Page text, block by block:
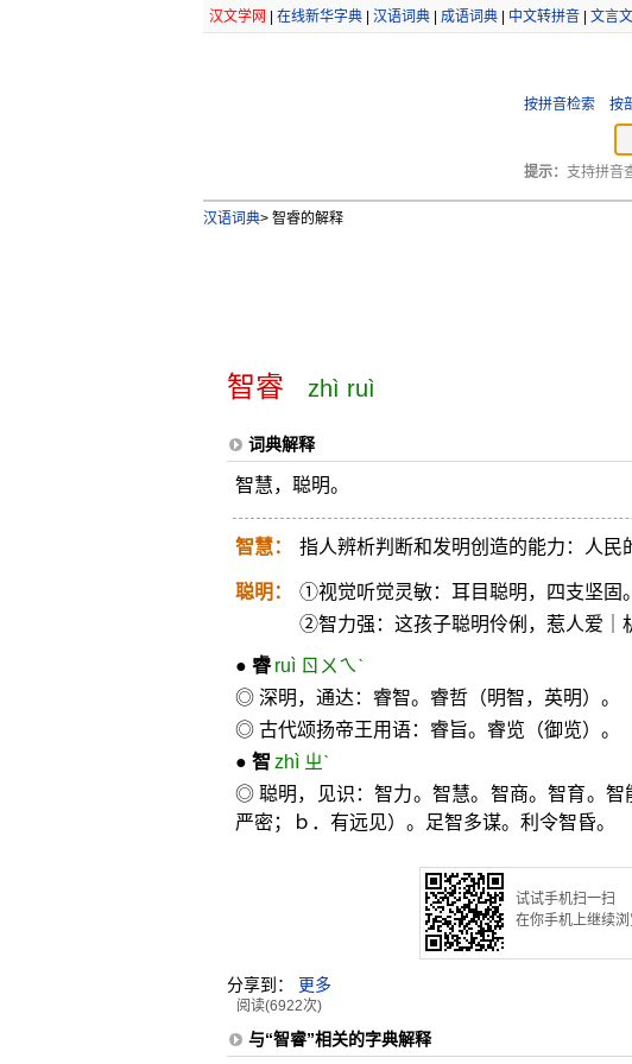
汉文学网 在线新华字典| 汉语词典| 成语词典| 中文转拼音| 文言
按拼音检索 按
提示： 支持拼音
汉语词典>智睿的解释
智睿 zhì ruì
词典解释
智慧，聪明。
智慧： 指人辨析判断和发明创造的能力：人民
聪明：
①视觉听觉灵敏：耳目聪明，四支坚固。
②智力强：这孩子聪明伶俐，惹人爱｜
● 睿 ruì ㄖㄨㄟˋ
◎ 深明，通达：睿智。睿哲（明智，英明）。
◎ 古代颂扬帝王用语：睿旨。睿览（御览）。
● 智 zhì ㄓˋ
◎ 聪明，见识：智力。智慧。智商。智育。智
严密；ｂ．有远见）。足智多谋。利令智昏。
试试手机扫一扫
在你手机上继续
分享到： 更多
阅读(6922次)
与“智睿”相关的字典解释